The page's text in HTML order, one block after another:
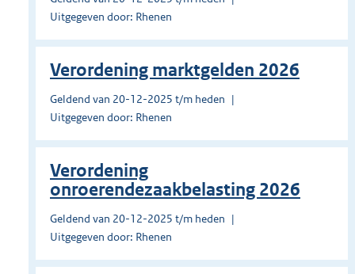
Uitgegeven door: Rhenen
Verordening marktgelden 2026
Geldend van 20-12-2025 t/m heden
Uitgegeven door: Rhenen
Verordening
onroerendezaakbelasting 2026
Geldend van 20-12-2025 t/m heden
Uitgegeven door: Rhenen